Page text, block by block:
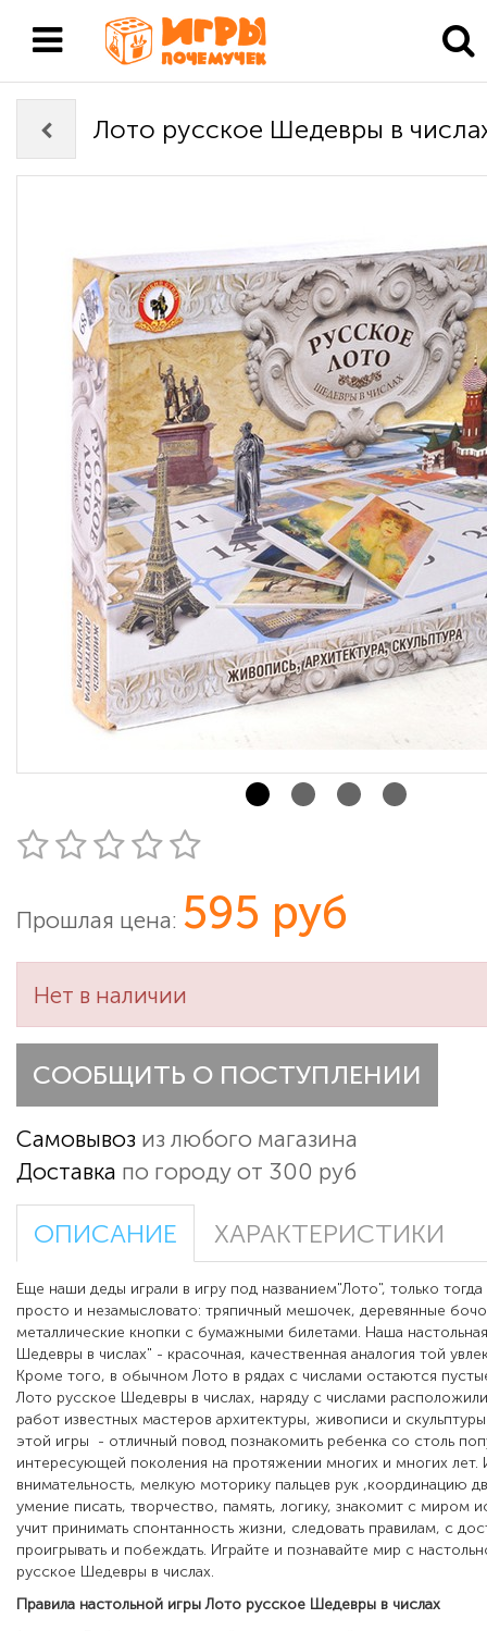
Лото русское Шедевры в
Прошлая цена: 595 руб
Нет в наличии
СООБЩИТЬ О ПОСТУПЛЕНИИ
Самовывоз из любого магазина
Доставка по городу от 300 руб
ОПИСАНИЕ ХАРАКТЕРИСТИКИ
Еще наши деды играли в игру под названием"Лото", только тогда
просто и незамысловато: тряпичный мешочек, деревянные
металлические кнопки с бумажными билетами. Наша
Шедевры в числах" - красочная, качественная аналогия той
Кроме того, в обычном Лото в рядах с числами остаются
Лото русское Шедевры в числах, наряду с числами
работ известных мастеров архитектуры, живописи и
этой игры - отличный повод познакомить ребенка со столь
интересующей поколения на протяжении многих и многих лет.
внимательность, мелкую моторику пальцев рук ,координацию
умение писать, творчество, память, логику, знакомит с миром
учит принимать спонтанность жизни, следовать правилам, с
проигрывать и побеждать. Играйте и познавайте мир с
русское Шедевры в числах.
Правила настольной игры Лото русское Шедевры в числах